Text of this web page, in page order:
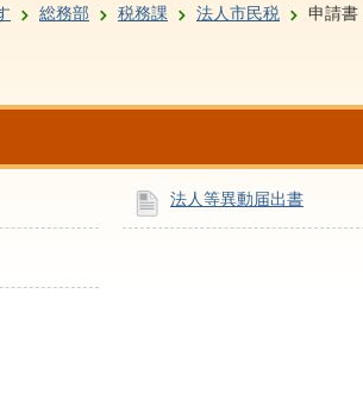
総務部 税務課 法人市民税 申請書
法人等異動届出書